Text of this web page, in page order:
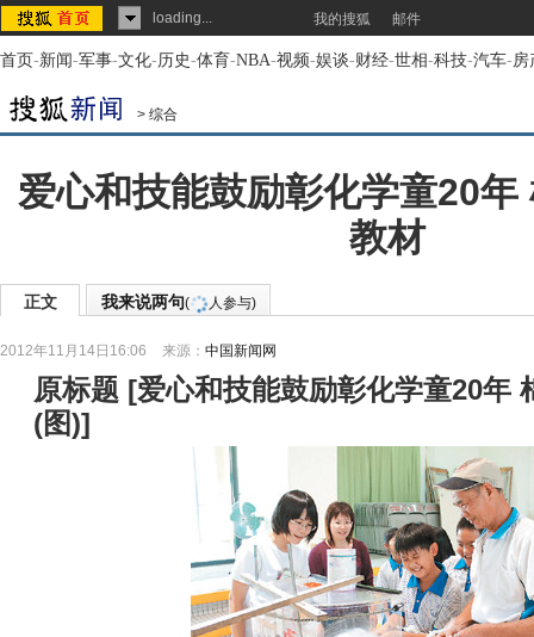
loading... 我的搜狐 邮件
首页-新闻-军事-文化-历史-体育-NBA-视频-娱谈-财经-世相-科技-汽车-房
> 综合
爱心和技能鼓励彰化学童20年
教材
正文 我来说两句( 人参与)
2012年11月14日16:06 来源： 中国新闻网
原标题 [爱心和技能鼓励彰化学童20年
(图)]